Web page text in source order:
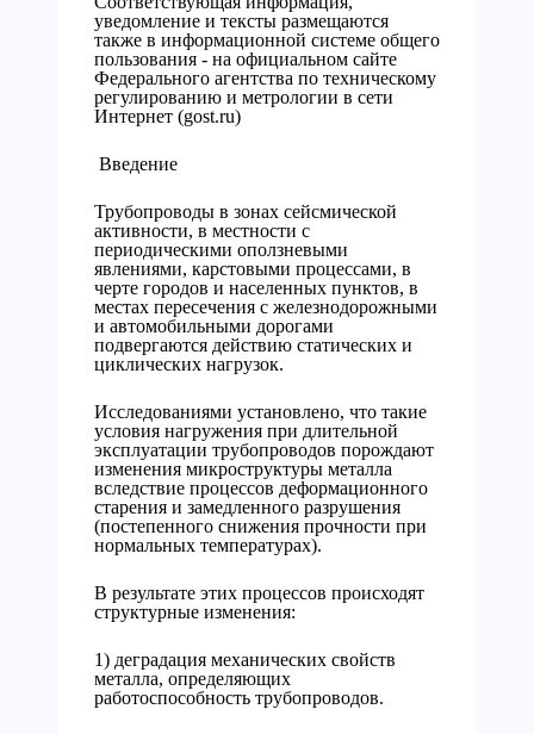
уведомление и тексты размещаются
также в информационной системе общего
пользования - на официальном сайте
Федерального агентства по техническому
регулированию и метрологии в сети
Интернет (gost.ru)
Введение
Трубопроводы в зонах сейсмической
активности, в местности с
периодическими оползневыми
явлениями, карстовыми процессами, в
черте городов и населенных пунктов, в
местах пересечения с железнодорожными
и автомобильными дорогами
подвергаются действию статических и
циклических нагрузок.
Исследованиями установлено, что такие
условия нагружения при длительной
эксплуатации трубопроводов порождают
изменения микроструктуры металла
вследствие процессов деформационного
старения и замедленного разрушения
(постепенного снижения прочности при
нормальных температурах).
В результате этих процессов происходят
структурные изменения:
1) деградация механических свойств
металла, определяющих
работоспособность трубопроводов.